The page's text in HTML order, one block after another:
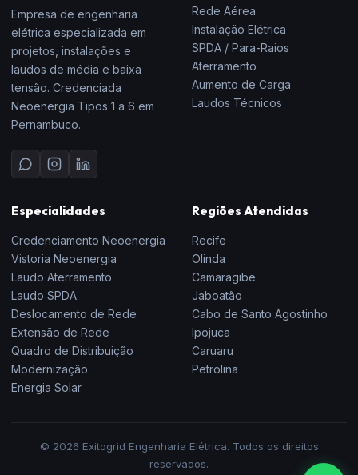
Empresa de engenharia
elétrica especializada em
projetos, instalações e
laudos de média e baixa
tensão. Credenciada
Neoenergia Tipos 1 a 6 em
Pernambuco.
Rede Aérea
Instalação Elétrica
SPDA / Para-Raios
Aterramento
Aumento de Carga
Laudos Técnicos
Especialidades
Credenciamento Neoenergia
Vistoria Neoenergia
Laudo Aterramento
Laudo SPDA
Deslocamento de Rede
Extensão de Rede
Quadro de Distribuição
Modernização
Energia Solar
Regiões Atendidas
Recife
Olinda
Camaragibe
Jaboatão
Cabo de Santo Agostinho
Ipojuca
Caruaru
Petrolina
© 2026 Exitogrid Engenharia Elétrica. Todos os direitos
reservados.